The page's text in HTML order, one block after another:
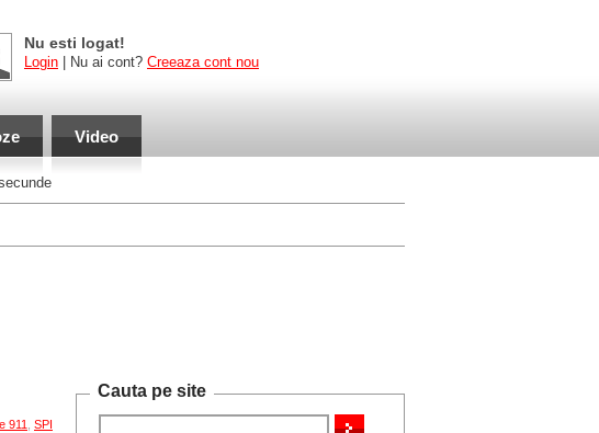
Nu esti logat!
Login | Nu ai cont? Creeaza cont nou
Video
Cauta pe site
911 SPI